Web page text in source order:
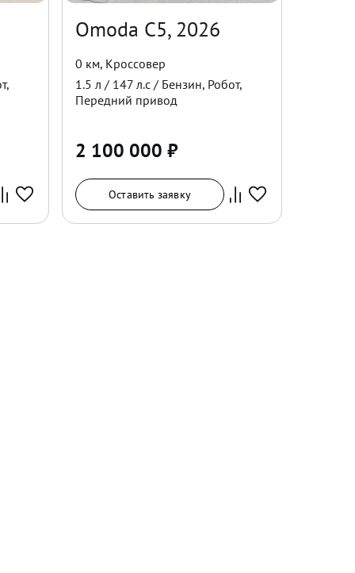
,
Omoda C5, 2026
0 км, Кроссовер
1.5 л / 147 л.с / Бензин, Робот,
Передний привод
2 100 000 ₽
Оставить заявку